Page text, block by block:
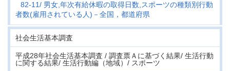
82-11 男女,年次有給休暇の取得日数,スポーツの種類別行動
者数(雇用されている人)－全国，都道府県
社会生活基本調査
平成28年社会生活基本調査 / 調査票Ａに基づく結果/ 生活行動
に関する結果/ 生活行動編（地域）/ スポーツ